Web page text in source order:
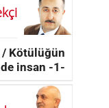
Kötülüğün
insan -1-